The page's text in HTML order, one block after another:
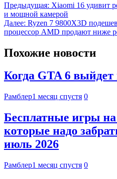
Предыдущая: Xiaomi 16 удивит
и мощной камерой
Далее: Ryzen 7 9800X3D
процессор AMD продают ниже
Похожие новости
Когда GTA 6
Рамблер1 месяц спустя 0
Бесплатные игры
которые надо
июль 2026
Рамблер1 месяц спустя 0